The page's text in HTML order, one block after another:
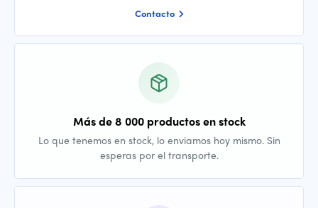
Contacto
Más de 8 000 productos en stock
Lo que tenemos en stock, lo enviamos hoy mismo. Sin
esperas por el transporte.